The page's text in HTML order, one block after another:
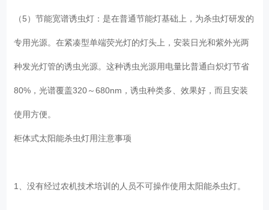
（5）节能宽谱诱虫灯：是在普通节能灯基础上，为杀虫灯研发的
专用光源。在紧凑型单端荧光灯的灯头上，安装日光和紫外光两
种发光灯管的诱虫光源。这种诱虫光源用电量比普通白炽灯节省
80%，光谱覆盖320～680nm，诱虫种类多、效果好，而且安装
使用方便。
柜体式太阳能杀虫灯用注意事项
1、没有经过农机技术培训的人员不可操作使用太阳能杀虫灯。